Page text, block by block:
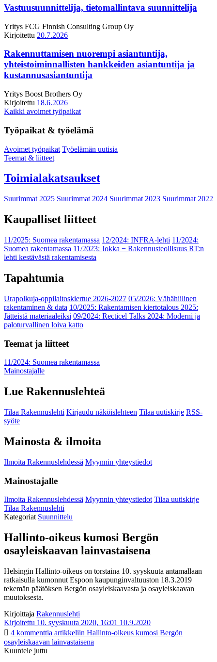
Vastuusuunnittelija, tietomallintava suunnittelija
Yritys FCG Finnish Consulting Group Oy
Kirjoitettu 20.7.2026
Rakennuttamisen nuorempi asiantuntija,
yhteistoiminnallisten hankkeiden asiantuntija ja
kustannusasiantuntija
Yritys Boost Brothers Oy
Kirjoitettu 18.6.2026
Kaikki avoimet työpaikat
Työpaikat & työelämä
Avoimet työpaikat Työelämän uutisia
Teemat & liitteet
Toimialakatsaukset
Suurimmat 2025 Suurimmat 2024 Suurimmat 2023 Suurimmat 2022
Kaupalliset liitteet
11/2025: Suomea rakentamassa 12/2024: INFRA-lehti 11/2024:
Suomea rakentamassa 11/2023: Jokka − Rakennusteollisuus RT:n
lehti kestävästä rakentamisesta
Tapahtumia
Urapolkuja-oppilaitoskiertue 2026-2027 05/2026: Vähähiilinen
rakentaminen & data 10/2025: Rakentamisen kiertotalous 2025:
Jätteistä materiaaleiksi 09/2024: Recticel Talks 2024: Moderni ja
paloturvallinen loiva katto
Teemat ja liitteet
11/2024: Suomea rakentamassa
Mainostajalle
Lue Rakennuslehteä
Tilaa Rakennuslehti Kirjaudu näköislehteen Tilaa uutiskirje RSS-
syöte
Mainosta & ilmoita
Ilmoita Rakennuslehdessä Myynnin yhteystiedot
Mainostajalle
Ilmoita Rakennuslehdessä Myynnin yhteystiedot Tilaa uutiskirje
Tilaa Rakennuslehti
Kategoriat Suunnittelu
Hallinto-oikeus kumosi Bergön
osayleiskaavan lainvastaisena
Helsingin Hallinto-oikeus on torstaina 10. syyskuuta antamallaan
ratkaisulla kumonnut Espoon kaupunginvaltuuston 18.3.2019
tekemän päätöksen Bergön osayleiskaavasta ja osayleiskaavan
muutoksesta.
Kirjoittaja Rakennuslehti
Kirjoitettu 10. syyskuuta 2020, 16:01 10.9.2020
4 kommenttia artikkeliin Hallinto-oikeus kumosi Bergön
osayleiskaavan lainvastaisena
Kuuntele juttu